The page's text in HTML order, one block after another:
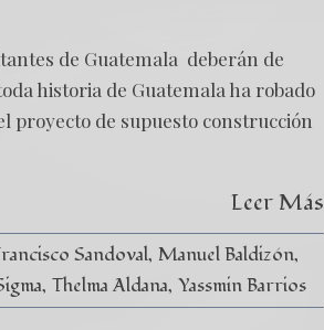
de Guatemala deberán de
historia de Guatemala ha robado
proyecto de supuesto construcción
Leer Más
Sandoval Manuel Baldizón
Thelma Aldana Yassmin Barrios